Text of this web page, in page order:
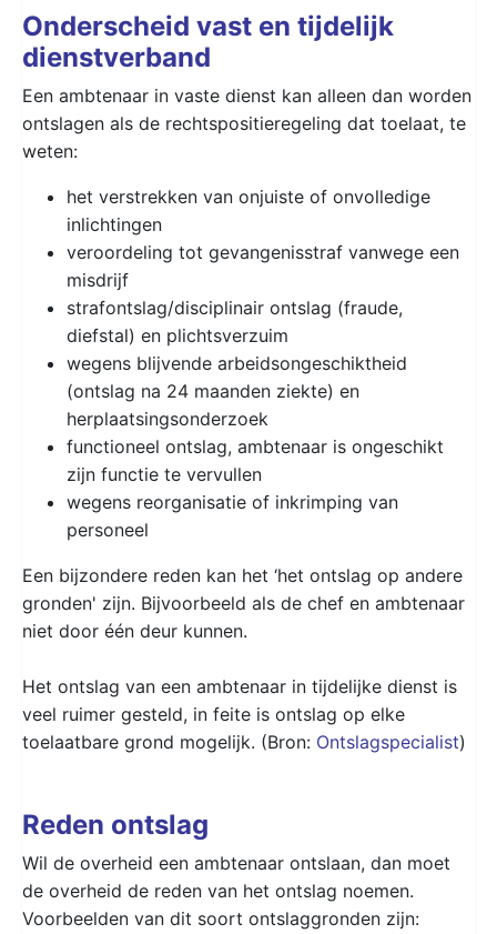
Onderscheid vast en tijdelijk
dienstverband
Een ambtenaar in vaste dienst kan alleen dan worden
ontslagen als de rechtspositieregeling dat toelaat, te
weten:
het verstrekken van onjuiste of onvolledige
inlichtingen
veroordeling tot gevangenisstraf vanwege een
misdrijf
strafontslag/disciplinair ontslag (fraude,
diefstal) en plichtsverzuim
wegens blijvende arbeidsongeschiktheid
(ontslag na 24 maanden ziekte) en
herplaatsingsonderzoek
functioneel ontslag, ambtenaar is ongeschikt
zijn functie te vervullen
wegens reorganisatie of inkrimping van
personeel
Een bijzondere reden kan het ‘het ontslag op andere
gronden' zijn. Bijvoorbeeld als de chef en ambtenaar
niet door één deur kunnen.
Het ontslag van een ambtenaar in tijdelijke dienst is
veel ruimer gesteld, in feite is ontslag op elke
toelaatbare grond mogelijk. (Bron: Ontslagspecialist)
Reden ontslag
Wil de overheid een ambtenaar ontslaan, dan moet
de overheid de reden van het ontslag noemen.
Voorbeelden van dit soort ontslaggronden zijn: